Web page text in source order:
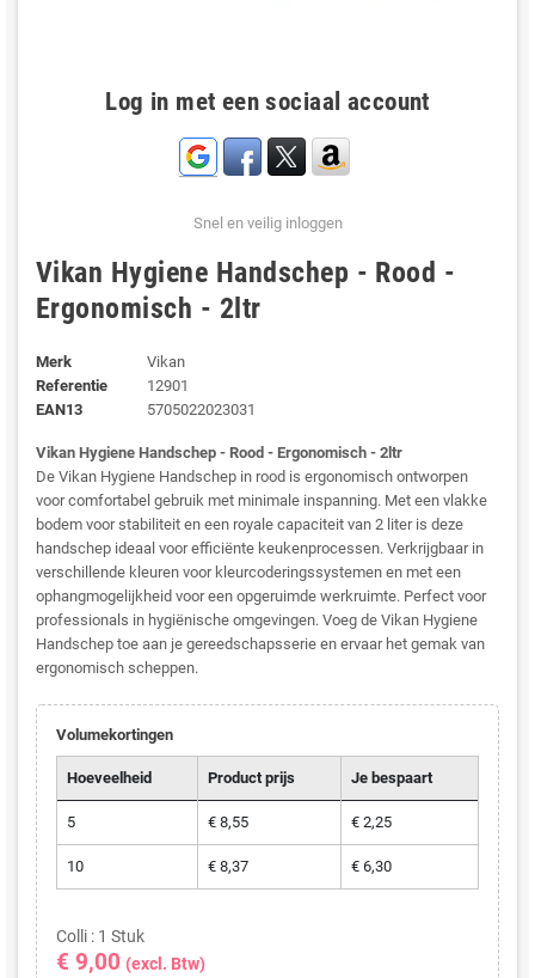
Log in met een sociaal account
Snel en veilig inloggen
Vikan Hygiene Handschep - Rood -
Ergonomisch - 2ltr
Merk
Vikan
Referentie
12901
EAN13
5705022023031
Vikan Hygiene Handschep - Rood - Ergonomisch - 2ltr
De Vikan Hygiene Handschep in rood is ergonomisch ontworpen
voor comfortabel gebruik met minimale inspanning. Met een vlakke
bodem voor stabiliteit en een royale capaciteit van 2 liter is deze
handschep ideaal voor efficiënte keukenprocessen. Verkrijgbaar in
verschillende kleuren voor kleurcoderingssystemen en met een
ophangmogelijkheid voor een opgeruimde werkruimte. Perfect voor
professionals in hygiënische omgevingen. Voeg de Vikan Hygiene
Handschep toe aan je gereedschapsserie en ervaar het gemak van
ergonomisch scheppen.
Volumekortingen
Hoeveelheid Product prijs Je bespaart
5 € 8,55 € 2,25
10 € 8,37 € 6,30
Colli : 1 Stuk
€ 9,00 (excl. Btw)